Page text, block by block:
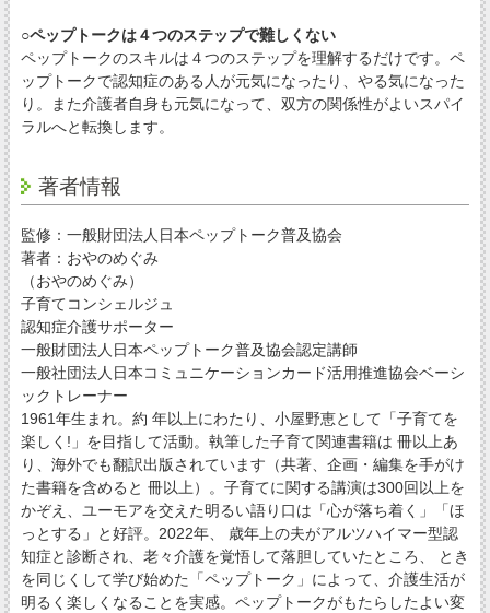
○ペップトークは４つのステップで難しくない
ペップトークのスキルは４つのステップを理解するだけです。ペ
ップトークで認知症のある人が元気になったり、やる気になった
り。また介護者自身も元気になって、双方の関係性がよいスパイ
ラルへと転換します。
著者情報
監修：一般財団法人日本ペップトーク普及協会
著者：おやのめぐみ
（おやのめぐみ）
子育てコンシェルジュ
認知症介護サポーター
一般財団法人日本ペップトーク普及協会認定講師
一般社団法人日本コミュニケーションカード活用推進協会ベーシ
ックトレーナー
1961年生まれ。約 年以上にわたり、小屋野恵として「子育てを
楽しく!」を目指して活動。執筆した子育て関連書籍は 冊以上あ
り、海外でも翻訳出版されています（共著、企画・編集を手がけ
た書籍を含めると 冊以上）。子育てに関する講演は300回以上を
かぞえ、ユーモアを交えた明るい語り口は「心が落ち着く」「ほ
っとする」と好評。2022年、 歳年上の夫がアルツハイマー型認
知症と診断され、老々介護を覚悟して落胆していたところ、 とき
を同じくして学び始めた「ペップトーク」によって、介護生活が
明るく楽しくなることを実感。ペップトークがもたらしたよい変